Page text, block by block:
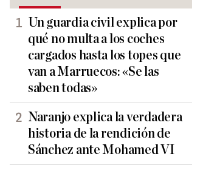
Un guardia civil explica por
qué no multa a los coches
cargados hasta los topes que
van a Marruecos: «Se las
saben todas»
Naranjo explica la verdadera
historia de la rendición de
Sánchez ante Mohamed VI